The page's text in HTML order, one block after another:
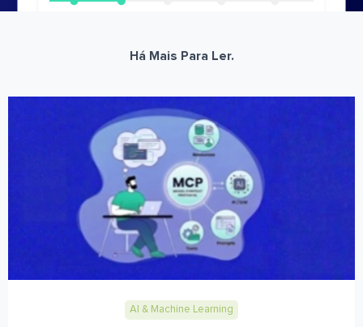
Há Mais Para Ler.
AI & Machine Learning